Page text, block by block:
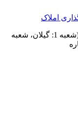
کاسپی لند برند معتبر سرمایه گذاری املاک (شعبه 1: گیلان، شعبه